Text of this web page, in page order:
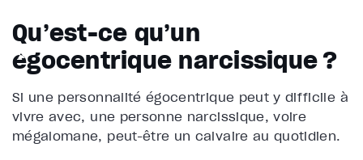
Qu’est-ce qu’un
égocentrique narcissique ?
Si une personnalité égocentrique peut y difficile à
vivre avec, une personne narcissique, voire
mégalomane, peut-être un calvaire au quotidien.